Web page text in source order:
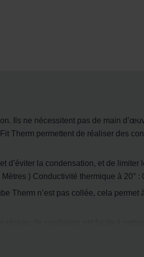
Ils ne nécessitent pas de main
Therm permettent de réaliser des
d’éviter la condensation, et de
) Conductivité thermique à 20° :
Therm n’est pas collée, cela